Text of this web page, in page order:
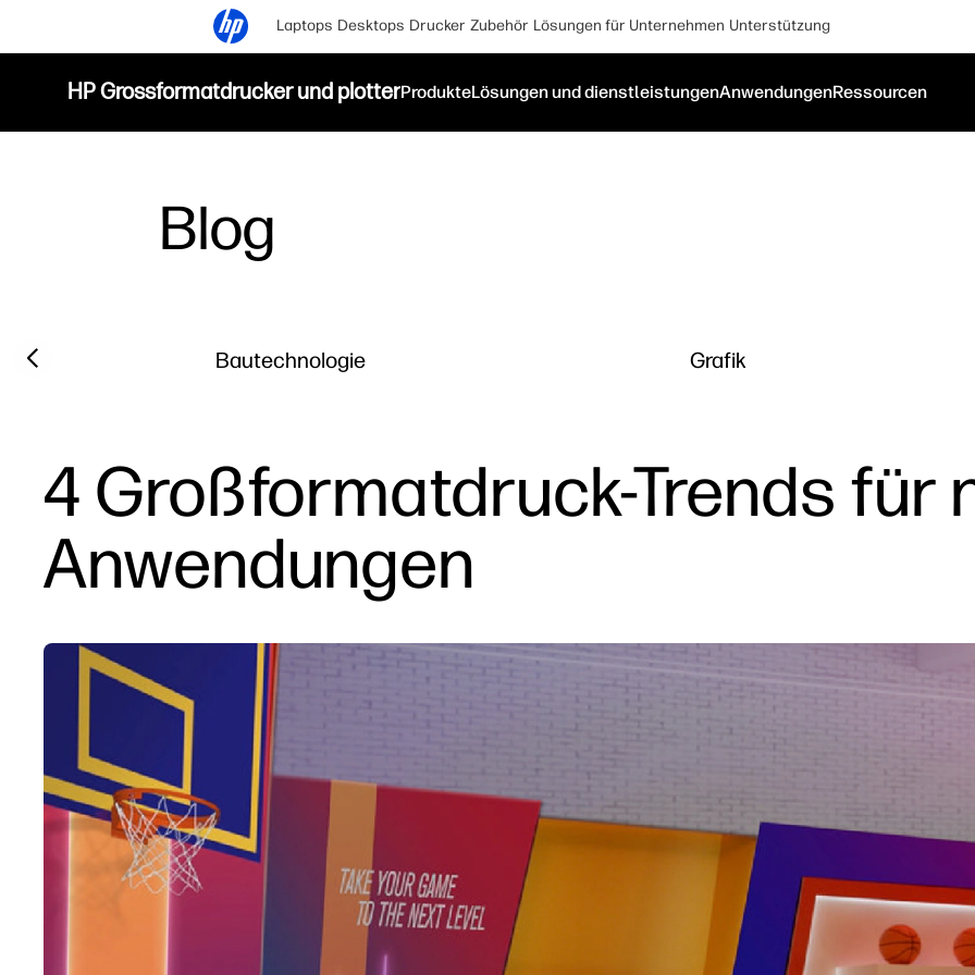
Laptops Desktops Drucker Zubehör Lösungen für Unternehmen Unterstützung
HP Grossformatdrucker und plotterProdukteLösungen und dienstleistungenAnwendungenRessourcen
Blog
Filter category
Bautechnologie Grafik
Previous slide
4 Großformatdruck-Trends für
Anwendungen